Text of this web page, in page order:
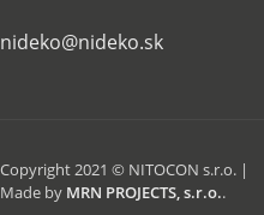
nideko@nideko.sk
Copyright 2021 © NITOCON s.r.o. |
Made by MRN PROJECTS, s.r.o..